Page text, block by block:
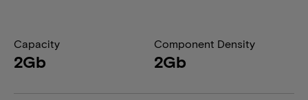
Capacity
2Gb
Component Density
2Gb